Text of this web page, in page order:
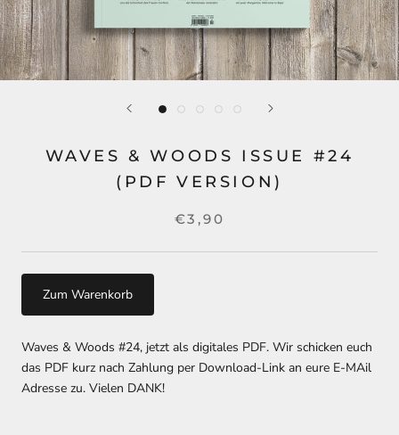
WAVES & WOODS ISSUE #24
(PDF VERSION)
€3,90
Zum Warenkorb
Waves & Woods #24, jetzt als digitales PDF. Wir schicken euch
das PDF kurz nach Zahlung per Download-Link an eure E-MAil
Adresse zu. Vielen DANK!